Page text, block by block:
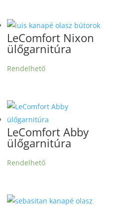
LeComfort Nixon
ülőgarnitúra
Rendelhető
LeComfort Abby
ülőgarnitúra
Rendelhető